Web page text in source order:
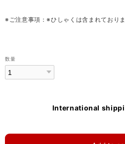
※ご注意事項：※ひしゃくは含まれておりま
数量
International